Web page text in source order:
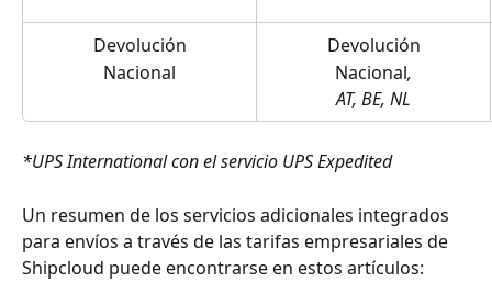
Devolución
Nacional
Devolución
Nacional,
AT, BE, NL
*UPS International con el servicio UPS Expedited
Un resumen de los servicios adicionales integrados
para envíos a través de las tarifas empresariales de
Shipcloud puede encontrarse en estos artículos: